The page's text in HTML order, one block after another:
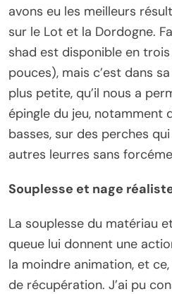
avons eu les meilleurs
sur le Lot et la Dordogne.
shad est disponible en
pouces), mais c’est dans
plus petite, qu’il nous a
épingle du jeu, notamment
basses, sur des perches
autres leurres sans
Souplesse et nage
La souplesse du matériau
queue lui donnent une
la moindre animation, et
de récupération. J’ai pu